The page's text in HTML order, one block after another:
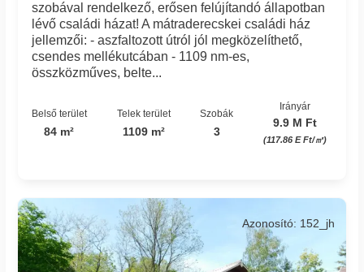
szobával rendelkező, erősen felújítandó állapotban
lévő családi házat! A mátraderecskei családi ház
jellemzői: - aszfaltozott útról jól megközelíthető,
csendes mellékutcában - 1109 nm-es,
összközműves, belte...
Belső terület
84 m²
Telek terület
1109 m²
Szobák
3
Irányár
9.9 M Ft
(117.86 E Ft/㎡)
Azonosító: 152_jh